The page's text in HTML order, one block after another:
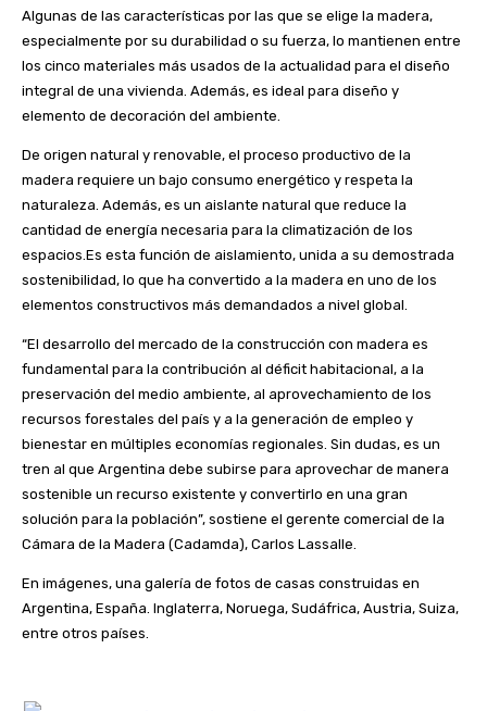
Algunas de las características por las que se elige la madera,
especialmente por su durabilidad o su fuerza, lo mantienen entre
los cinco materiales más usados de la actualidad para el diseño
integral de una vivienda. Además, es ideal para diseño y
elemento de decoración del ambiente.
De origen natural y renovable, el proceso productivo de la
madera requiere un bajo consumo energético y respeta la
naturaleza. Además, es un aislante natural que reduce la
cantidad de energía necesaria para la climatización de los
espacios.Es esta función de aislamiento, unida a su demostrada
sostenibilidad, lo que ha convertido a la madera en uno de los
elementos constructivos más demandados a nivel global.
“El desarrollo del mercado de la construcción con madera es
fundamental para la contribución al déficit habitacional, a la
preservación del medio ambiente, al aprovechamiento de los
recursos forestales del país y a la generación de empleo y
bienestar en múltiples economías regionales. Sin dudas, es un
tren al que Argentina debe subirse para aprovechar de manera
sostenible un recurso existente y convertirlo en una gran
solución para la población”, sostiene el gerente comercial de la
Cámara de la Madera (Cadamda), Carlos Lassalle.
En imágenes, una galería de fotos de casas construidas en
Argentina, España. Inglaterra, Noruega, Sudáfrica, Austria, Suiza,
entre otros países.